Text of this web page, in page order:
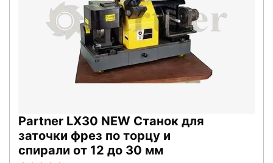
Partner LX30 NEW Станок для
заточки фрез по торцу и
спирали от 12 до 30 мм